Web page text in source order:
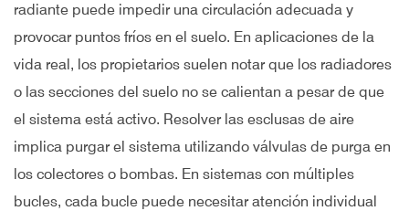
radiante puede impedir una circulación adecuada y
provocar puntos fríos en el suelo. En aplicaciones de la
vida real, los propietarios suelen notar que los radiadores
o las secciones del suelo no se calientan a pesar de que
el sistema está activo. Resolver las esclusas de aire
implica purgar el sistema utilizando válvulas de purga en
los colectores o bombas. En sistemas con múltiples
bucles, cada bucle puede necesitar atención individual